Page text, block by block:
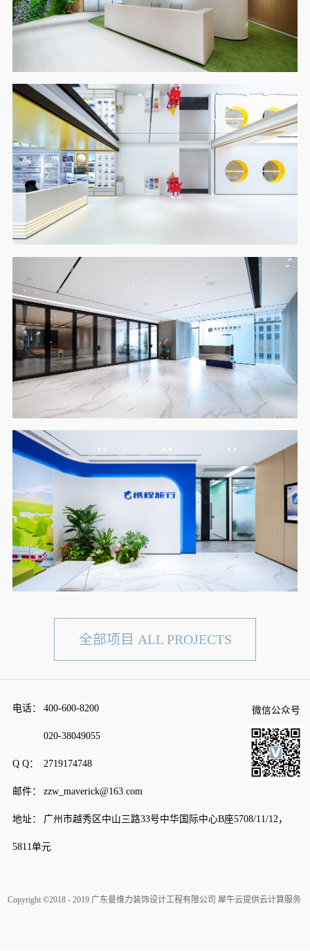
全部项目 ALL PROJECTS
电话： 400-600-8200
020-38049055
Q Q： 2719174748
邮件： zzw_maverick@163.com
地址： 广州市越秀区中山三路33号中华国际中心B座5708/11/12，
5811单元
微信公众号
Copyright ©2018 - 2019 广东曼维力装饰设计工程有限公司 犀牛云提供云计算服务